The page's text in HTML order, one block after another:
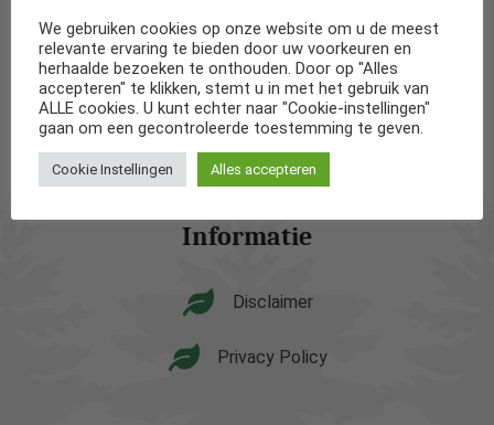
Vakantiehuizen in België
Vakantiehuizen in Frankrijk
Vakantiehuizen in Spanje
Informatie
Disclaimer
Privacy Policy
We gebruiken cookies op onze website om u de meest
relevante ervaring te bieden door uw voorkeuren en
herhaalde bezoeken te onthouden. Door op "Alles
accepteren" te klikken, stemt u in met het gebruik van
ALLE cookies. U kunt echter naar "Cookie-instellingen"
gaan om een gecontroleerde toestemming te geven.
Cookie Instellingen Alles accepteren